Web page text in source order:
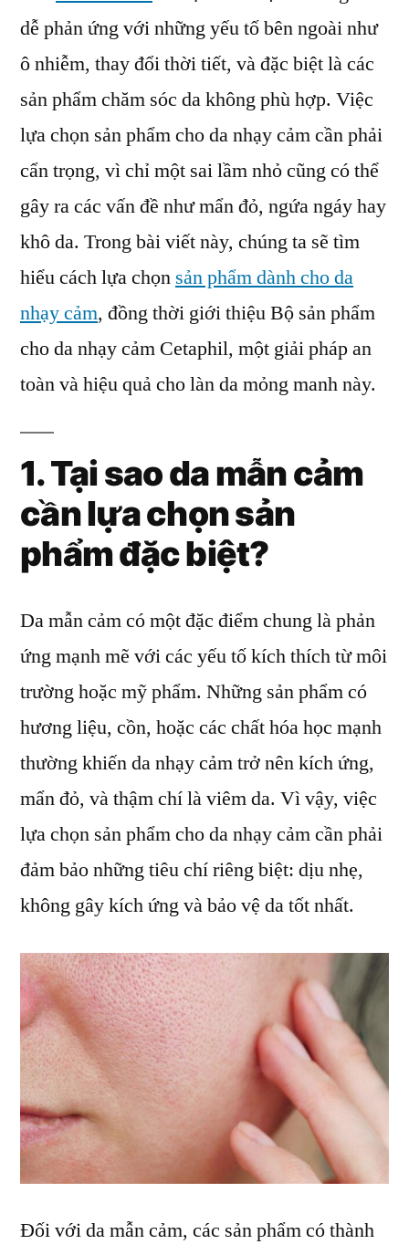
lựa
chọn
sản
gì
phù
dễ phản ứng với những yếu tố bên ngoài như
ô nhiễm, thay đổi thời tiết, và đặc biệt là các
sản phẩm chăm sóc da không phù hợp. Việc
lựa chọn sản phẩm cho da nhạy cảm cần phải
cẩn trọng, vì chỉ một sai lầm nhỏ cũng có thể
gây ra các vấn đề như mẩn đỏ, ngứa ngáy hay
khô da. Trong bài viết này, chúng ta sẽ tìm
hiểu cách lựa chọn sản phẩm dành cho da
nhạy cảm, đồng thời giới thiệu Bộ sản phẩm
cho da nhạy cảm Cetaphil, một giải pháp an
toàn và hiệu quả cho làn da mỏng manh này.
1. Tại sao da mẫn cảm
cần lựa chọn sản
phẩm đặc biệt?
Da mẫn cảm có một đặc điểm chung là phản
ứng mạnh mẽ với các yếu tố kích thích từ môi
trường hoặc mỹ phẩm. Những sản phẩm có
hương liệu, cồn, hoặc các chất hóa học mạnh
thường khiến da nhạy cảm trở nên kích ứng,
mẩn đỏ, và thậm chí là viêm da. Vì vậy, việc
lựa chọn sản phẩm cho da nhạy cảm cần phải
đảm bảo những tiêu chí riêng biệt: dịu nhẹ,
không gây kích ứng và bảo vệ da tốt nhất.
Đối với da mẫn cảm, các sản phẩm có thành